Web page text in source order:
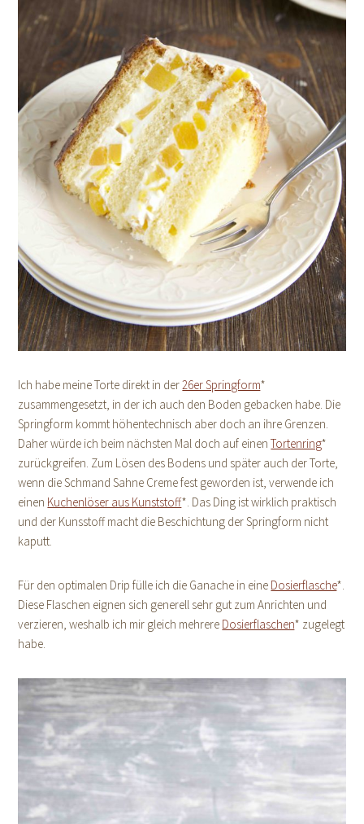
Ich habe meine Torte direkt in der26er Springform*
zusammengesetzt, in der ich auch den Boden gebacken habe. Die
Springform kommt höhentechnisch aber doch an ihre Grenzen.
Daher würde ich beim nächsten Mal doch auf einenTortenring*
zurückgreifen. Zum Lösen des Bodens und später auch der Torte,
wenn die Schmand Sahne Creme fest geworden ist, verwende ich
einen Kuchenlöser aus Kunststoff*. Das Ding ist wirklich praktisch
und der Kunsstoff macht die Beschichtung der Springform nicht
kaputt.
Für den optimalen Drip fülle ich die Ganache in eine Dosierflasche*.
Diese Flaschen eignen sich generell sehr gut zum Anrichten und
verzieren, weshalb ich mir gleich mehrere Dosierflaschen* zugelegt
habe.